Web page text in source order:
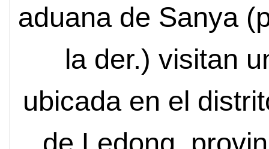
aduana de Sanya
la der.) visitan
ubicada en el
de Ledong,